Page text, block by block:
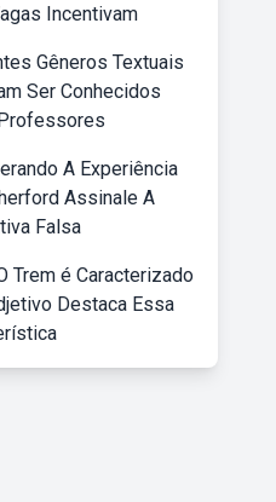
Incentivam
Gêneros Textuais
Ser Conhecidos
A Experiência
Assinale A
Falsa
Trem é Caracterizado
Destaca Essa